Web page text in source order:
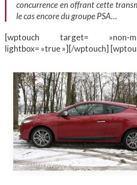
concurrence en offrant cette
le cas encore du groupe PSA…
[wptouch target= »non-
lightbox= »true »][/wptouch]